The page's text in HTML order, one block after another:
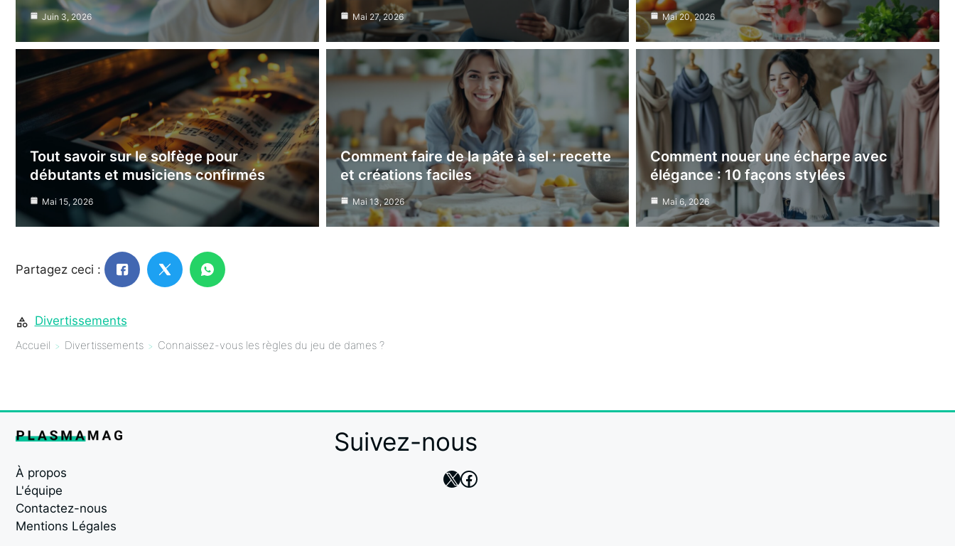
Juin 3, 2026 Mai 27, 2026 Mai 20, 2026
Tout savoir sur le solfège pour
débutants et musiciens confirmés
Mai 15, 2026
Comment faire de la pâte à sel : recette
et créations faciles
Mai 13, 2026
Comment nouer une écharpe avec
élégance : 10 façons stylées
Mai 6, 2026
Partagez ceci :
Divertissements
Accueil Divertissements Connaissez-vous les règles du jeu de dames ?
À propos
L'équipe
Contactez-nous
Mentions Légales
Suivez-nous
X Facebook